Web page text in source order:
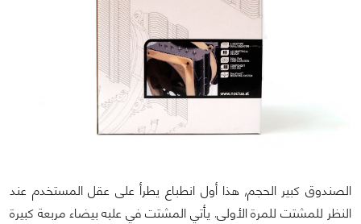
الصندوق كبير الحجم, هذا أول انطباع يطرأ على عقل المستخدم عند
النظر للمشتت للمرة الأولى. يأتي المشتت في علبه بيضاء مربعة كبيرة